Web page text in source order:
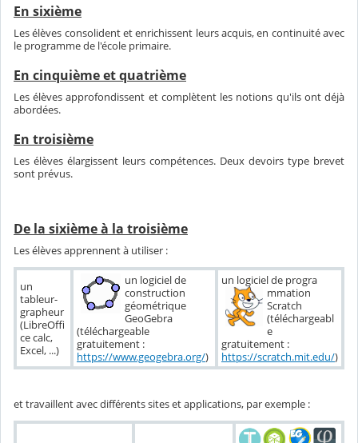
En sixième
Les élèves consolident et enrichissent leurs acquis, en continuité avec
le programme de l'école primaire.
En cinquième et quatrième
Les élèves approfondissent et complètent les notions qu'ils ont déjà
abordées.
En troisième
Les élèves élargissent leurs compétences. Deux devoirs type brevet
sont prévus.
De la sixième à la troisième
Les élèves apprennent à utiliser :
un
tableur-
grapheur
(LibreOffi
ce calc,
Excel, ...)
un logiciel de
construction
géométrique
GeoGebra
(téléchargeable
gratuitement :
https://www.geogebra.org/)
un logiciel de progra
mmation
Scratch
(téléchargeabl
e
gratuitement :
https://scratch.mit.edu/)
et travaillent avec différents sites et applications, par exemple :